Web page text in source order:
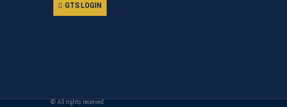
GTS LOGIN
© All rights reserved